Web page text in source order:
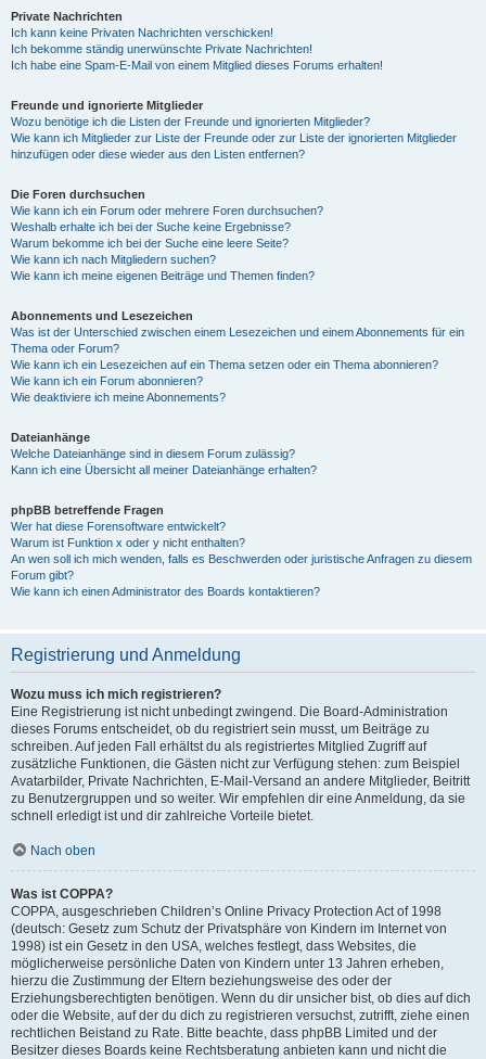
Private Nachrichten
Ich kann keine Privaten Nachrichten verschicken!
Ich bekomme ständig unerwünschte Private Nachrichten!
Ich habe eine Spam-E-Mail von einem Mitglied dieses Forums erhalten!
Freunde und ignorierte Mitglieder
Wozu benötige ich die Listen der Freunde und ignorierten Mitglieder?
Wie kann ich Mitglieder zur Liste der Freunde oder zur Liste der ignorierten Mitglieder
hinzufügen oder diese wieder aus den Listen entfernen?
Die Foren durchsuchen
Wie kann ich ein Forum oder mehrere Foren durchsuchen?
Weshalb erhalte ich bei der Suche keine Ergebnisse?
Warum bekomme ich bei der Suche eine leere Seite?
Wie kann ich nach Mitgliedern suchen?
Wie kann ich meine eigenen Beiträge und Themen finden?
Abonnements und Lesezeichen
Was ist der Unterschied zwischen einem Lesezeichen und einem Abonnements für ein
Thema oder Forum?
Wie kann ich ein Lesezeichen auf ein Thema setzen oder ein Thema abonnieren?
Wie kann ich ein Forum abonnieren?
Wie deaktiviere ich meine Abonnements?
Dateianhänge
Welche Dateianhänge sind in diesem Forum zulässig?
Kann ich eine Übersicht all meiner Dateianhänge erhalten?
phpBB betreffende Fragen
Wer hat diese Forensoftware entwickelt?
Warum ist Funktion x oder y nicht enthalten?
An wen soll ich mich wenden, falls es Beschwerden oder juristische Anfragen zu diesem
Forum gibt?
Wie kann ich einen Administrator des Boards kontaktieren?
Registrierung und Anmeldung
Wozu muss ich mich registrieren?
Eine Registrierung ist nicht unbedingt zwingend. Die Board-Administration
dieses Forums entscheidet, ob du registriert sein musst, um Beiträge zu
schreiben. Auf jeden Fall erhältst du als registriertes Mitglied Zugriff auf
zusätzliche Funktionen, die Gästen nicht zur Verfügung stehen: zum Beispiel
Avatarbilder, Private Nachrichten, E-Mail-Versand an andere Mitglieder, Beitritt
zu Benutzergruppen und so weiter. Wir empfehlen dir eine Anmeldung, da sie
schnell erledigt ist und dir zahlreiche Vorteile bietet.
Nach oben
Was ist COPPA?
COPPA, ausgeschrieben Children’s Online Privacy Protection Act of 1998
(deutsch: Gesetz zum Schutz der Privatsphäre von Kindern im Internet von
1998) ist ein Gesetz in den USA, welches festlegt, dass Websites, die
möglicherweise persönliche Daten von Kindern unter 13 Jahren erheben,
hierzu die Zustimmung der Eltern beziehungsweise des oder der
Erziehungsberechtigten benötigen. Wenn du dir unsicher bist, ob dies auf dich
oder die Website, auf der du dich zu registrieren versuchst, zutrifft, ziehe einen
rechtlichen Beistand zu Rate. Bitte beachte, dass phpBB Limited und der
Besitzer dieses Boards keine Rechtsberatung anbieten kann und nicht die